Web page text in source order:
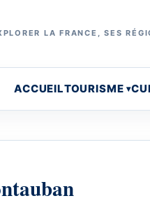
LA FRANCE, SES
ACCUEILTOURISME